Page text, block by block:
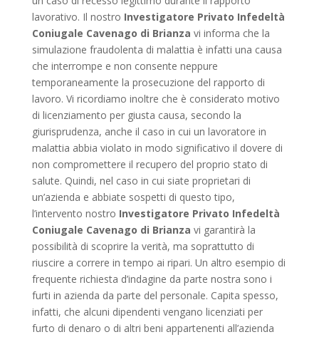
lavorativo. Il nostro Investigatore Privato Infedeltà
Coniugale Cavenago di Brianza vi informa che la
simulazione fraudolenta di malattia è infatti una causa
che interrompe e non consente neppure
temporaneamente la prosecuzione del rapporto di
lavoro. Vi ricordiamo inoltre che è considerato motivo
di licenziamento per giusta causa, secondo la
giurisprudenza, anche il caso in cui un lavoratore in
malattia abbia violato in modo significativo il dovere di
non compromettere il recupero del proprio stato di
salute. Quindi, nel caso in cui siate proprietari di
un’azienda e abbiate sospetti di questo tipo,
l’intervento nostro Investigatore Privato Infedeltà
Coniugale Cavenago di Brianza vi garantirà la
possibilità di scoprire la verità, ma soprattutto di
riuscire a correre in tempo ai ripari. Un altro esempio di
frequente richiesta d’indagine da parte nostra sono i
furti in azienda da parte del personale. Capita spesso,
infatti, che alcuni dipendenti vengano licenziati per
furto di denaro o di altri beni appartenenti all’azienda